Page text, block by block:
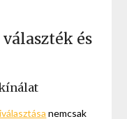
és
nemcsak